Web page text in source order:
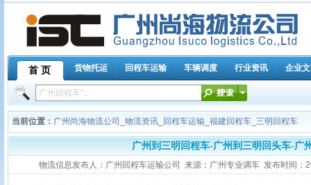
首 页 货物托运 回程车运输 车辆调度 行业资讯 企业
当前位置： 广州尚海物流公司 物流资讯 回程车运输 福建回程车 三明回程车
广州到三明回程车-广州到三明回头车-广
物流信息发布人：广州回程车运输公司 来源：广州专业调车 发布时间：